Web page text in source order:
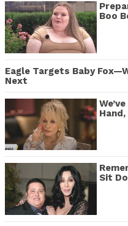
Boo
Eagle Targets Baby
Next
Sit